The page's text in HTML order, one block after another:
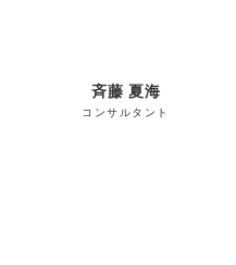
斉藤 夏海
コンサルタント